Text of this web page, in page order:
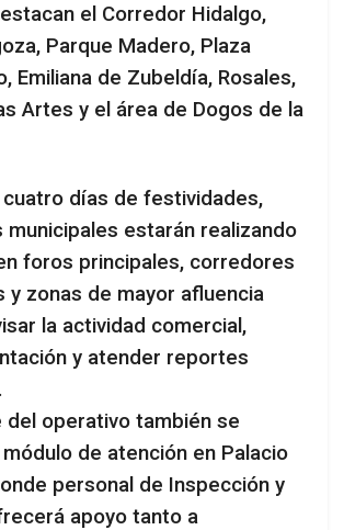
el Corredor Hidalgo,
Parque Madero, Plaza
Emiliana de Zubeldía, Rosales,
Artes y el área de Dogos de la
cuatro días de festividades,
estarán realizando
foros principales, corredores
y zonas de mayor afluencia
la actividad comercial,
y atender reportes
del operativo también se
de atención en Palacio
personal de Inspección y
apoyo tanto a